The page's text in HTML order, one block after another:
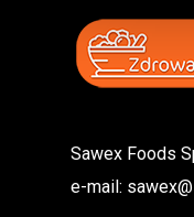
Sawex Foods
e-mail: